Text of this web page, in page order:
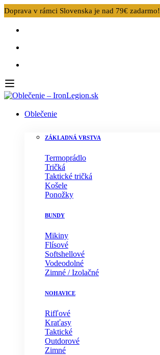
Doprava v rámci Slovenska je nad 79€ zadarmo!
Oblečenie
ZÁKLADNÁ VRSTVA
Termoprádlo
Tričká
Taktické tričká
Košele
Ponožky
BUNDY
Mikiny
Flísové
Softshellové
Vodeodolné
Zimné / Izolačné
NOHAVICE
Rifľové
Kraťasy
Taktické
Outdorové
Zimné